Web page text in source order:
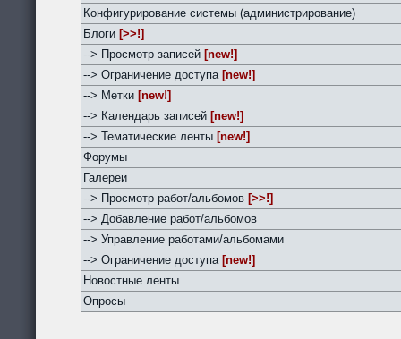
Конфигурирование системы (администрирование)
Блоги [>>!]
--> Просмотр записей [new!]
--> Ограничение доступа [new!]
--> Метки [new!]
--> Календарь записей [new!]
--> Тематические ленты [new!]
Форумы
Галереи
--> Просмотр работ/альбомов [>>!]
--> Добавление работ/альбомов
--> Управление работами/альбомами
--> Ограничение доступа [new!]
Новостные ленты
Опросы